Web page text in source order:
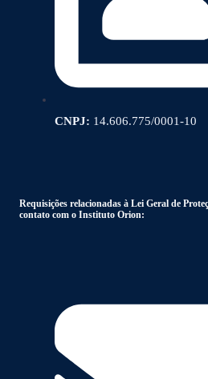
CNPJ: 14.606.775/0001-10
Requisições relacionadas à Lei Geral de
contato com o Instituto Orion: